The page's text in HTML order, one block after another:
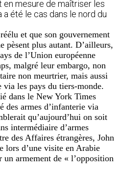
en mesure de maîtriser les
été le cas dans le nord du
et que son gouvernement
pèsent plus autant. D’ailleurs,
de l’Union européenne
malgré leur embargo, non
non meurtrier, mais aussi
les pays du tiers-monde.
dans le New York Times
des armes d’infanterie via
qu’aujourd’hui on soit
intermédiaire d’armes
des Affaires étrangères, John
lors d’une visite en Arabie
armement de « l’opposition